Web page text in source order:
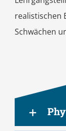
realistischen
Schwächen